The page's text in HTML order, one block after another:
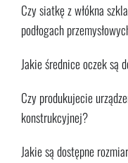
Czy siatkę z włókna
podłogach
Jakie średnice oczek są
Czy produkujecie
konstrukcyjnej?
Jakie są dostępne